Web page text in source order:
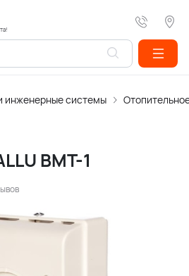
инженерные системы
BMT-1